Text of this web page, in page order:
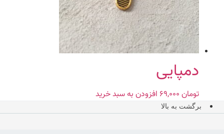
دمپایی
تومان افزودن به سبد خرید
برگشت به بالا